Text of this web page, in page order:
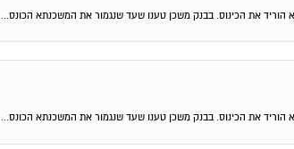
הוריד את הכינוס. בבנק משכן טענו שעד שנגמור את המשכנתא הכונס...
הוריד את הכינוס. בבנק משכן טענו שעד שנגמור את המשכנתא הכונס...